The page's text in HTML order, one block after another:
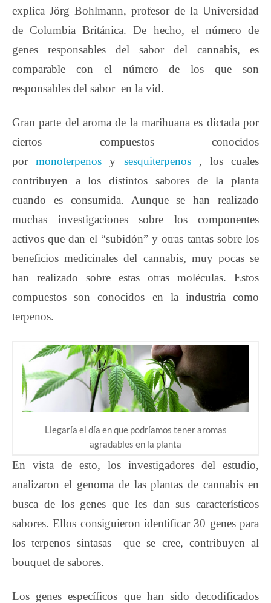
explica Jörg Bohlmann, profesor de la Universidad
de Columbia Británica. De hecho, el número de
genes responsables del sabor del cannabis, es
comparable con el número de los que son
responsables del sabor en la vid.
Gran parte del aroma de la marihuana es dictada por
ciertos compuestos conocidos
pormonoterpenos y sesquiterpenos, los cuales
contribuyen a los distintos sabores de la planta
cuando es consumida. Aunque se han realizado
muchas investigaciones sobre los componentes
activos que dan el “subidón” y otras tantas sobre los
beneficios medicinales del cannabis, muy pocas se
han realizado sobre estas otras moléculas. Estos
compuestos son conocidos en la industria como
terpenos.
Llegaría el día en que podríamos tener aromas
agradables en la planta
En vista de esto, los investigadores del estudio,
analizaron el genoma de las plantas de cannabis en
busca de los genes que les dan sus característicos
sabores. Ellos consiguieron identificar 30 genes para
los terpenos sintasas que se cree, contribuyen al
bouquet de sabores.
Los genes específicos que han sido decodificados